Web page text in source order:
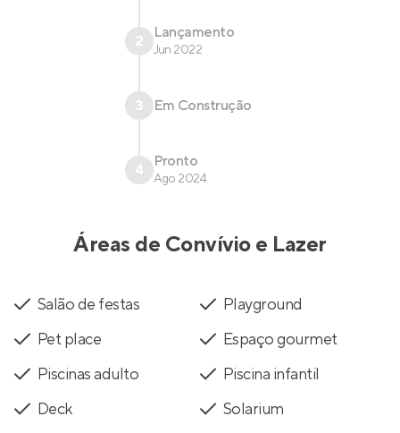
2 Lançamento
Jun 2022
3 Em Construção
4 Pronto
Ago 2024
Áreas de Convívio e Lazer
Salão de festas
Playground
Pet place
Espaço gourmet
Piscinas adulto
Piscina infantil
Deck
Solarium